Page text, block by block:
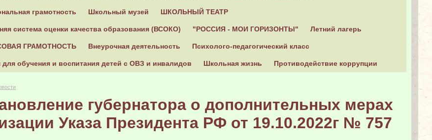
грамотность Школьный музей ШКОЛЬНЫЙ ТЕАТР
система оценки качества образования (ВСОКО) "РОССИЯ - МОИ ГОРИЗОНТЫ" Летний лагерь
ГРАМОТНОСТЬ Внеурочная деятельность Психолого-педагогический класс
для обучения и воспитания детей с ОВЗ и инвалидов Школьная жизнь Противодействие коррупции
губернатора о дополнительных мерах
Указа Президента РФ от 19.10.2022г № 757